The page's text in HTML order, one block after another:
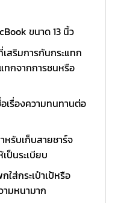
ขนาด 13 นิ้ว
สริมการกันกระแทก
ทกจากการชนหรือ
เรื่องความทนทานต่อ
รับเก็บสายชาร์จ
ป็นระเบียบ
ใส่กระเป๋าเป้หรือ
ามหนามาก